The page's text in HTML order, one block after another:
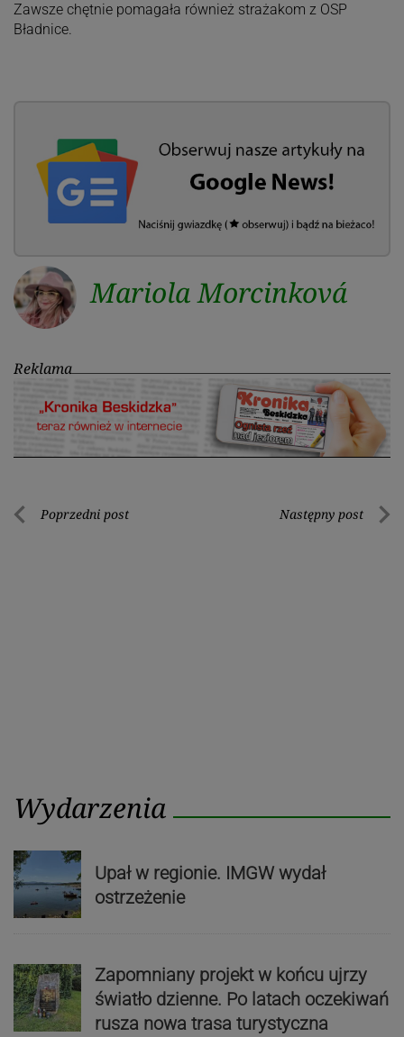
Zawsze chętnie pomagała również strażakom z OSP
Bładnice.
Mariola Morcinková
Reklama
Nawigacja
Poprzedni post Następny post
Wydarzenia
Upał w regionie. IMGW wydał
ostrzeżenie
Zapomniany projekt w końcu ujrzy
światło dzienne. Po latach oczekiwań
rusza nowa trasa turystyczna